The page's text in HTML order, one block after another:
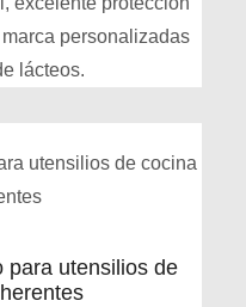
personalizadas
lácteos.
para utensilios de